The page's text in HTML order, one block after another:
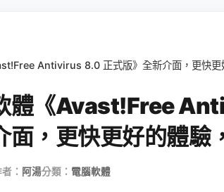
Antivirus 8.0 正式版》全新介面，更快
體《Avast!Free
面，更快更好的體驗
： 阿湯分類： 電腦軟體